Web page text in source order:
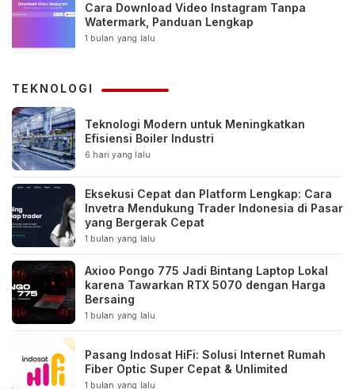
Cara Download Video Instagram Tanpa
Watermark, Panduan Lengkap
1 bulan yang lalu
TEKNOLOGI
Teknologi Modern untuk Meningkatkan
Efisiensi Boiler Industri
6 hari yang lalu
Eksekusi Cepat dan Platform Lengkap: Cara
Invetra Mendukung Trader Indonesia di Pasar
yang Bergerak Cepat
1 bulan yang lalu
Axioo Pongo 775 Jadi Bintang Laptop Lokal
karena Tawarkan RTX 5070 dengan Harga
Bersaing
1 bulan yang lalu
Pasang Indosat HiFi: Solusi Internet Rumah
Fiber Optic Super Cepat & Unlimited
1 bulan yang lalu